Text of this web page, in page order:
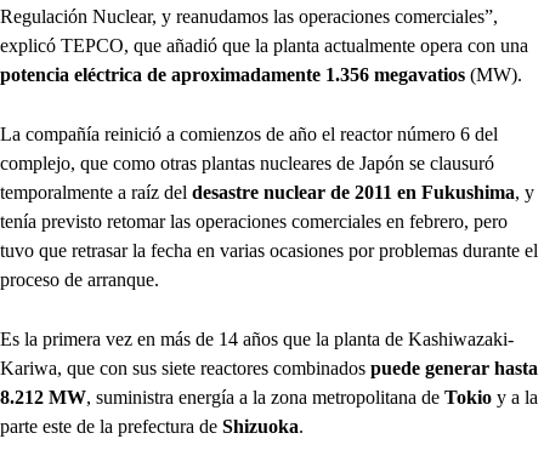
Regulación Nuclear, y reanudamos las operaciones comerciales”,
explicó TEPCO, que añadió que la planta actualmente opera con una
potencia eléctrica de aproximadamente 1.356 megavatios (MW).
La compañía reinició a comienzos de año el reactor número 6 del
complejo, que como otras plantas nucleares de Japón se clausuró
temporalmente a raíz del desastre nuclear de 2011 en Fukushima, y
tenía previsto retomar las operaciones comerciales en febrero, pero
tuvo que retrasar la fecha en varias ocasiones por problemas durante el
proceso de arranque.
Es la primera vez en más de 14 años que la planta de Kashiwazaki-
Kariwa, que con sus siete reactores combinados puede generar hasta
8.212 MW, suministra energía a la zona metropolitana de Tokio y a la
parte este de la prefectura de Shizuoka.